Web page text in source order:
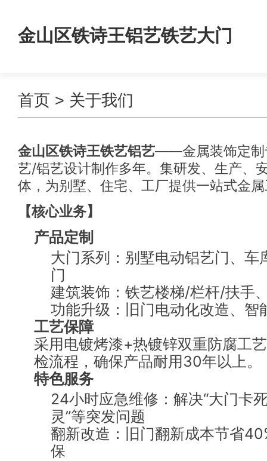
金山区铁诗王铝艺铁艺大门
首页 > 关于我们
金山区铁诗王铁艺铝艺——金属装饰定制
艺/铝艺设计制作多年。集研发、生产、
体，为别墅、住宅、工厂提供一站式金
【核心业务】
产品定制
大门系列：别墅电动铝艺门、车
门
建筑装饰：铁艺楼梯/栏杆/扶手
功能升级：旧门电动化改造、智
工艺保障
采用电镀烤漆+热镀锌双重防腐工
检流程，确保产品耐用30年以上。
特色服务
24小时应急维修：解决“大门卡
灵”等突发问题
翻新改造：旧门翻新成本节省
保